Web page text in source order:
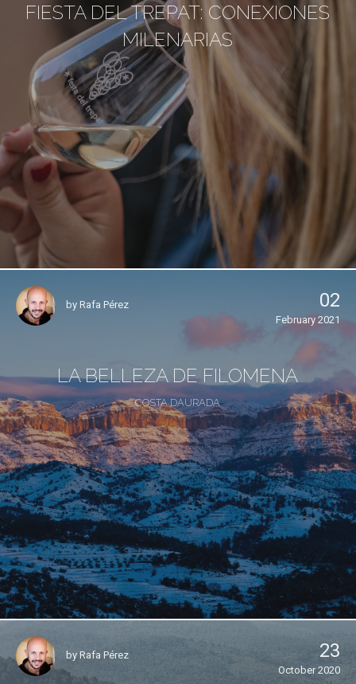
FIESTA DEL TREPAT: CONEXIONES
MILENARIAS
by Rafa Pérez 02
February 2021
LA BELLEZA DE FILOMENA
COSTA DAURADA
by Rafa Pérez 23
October 2020